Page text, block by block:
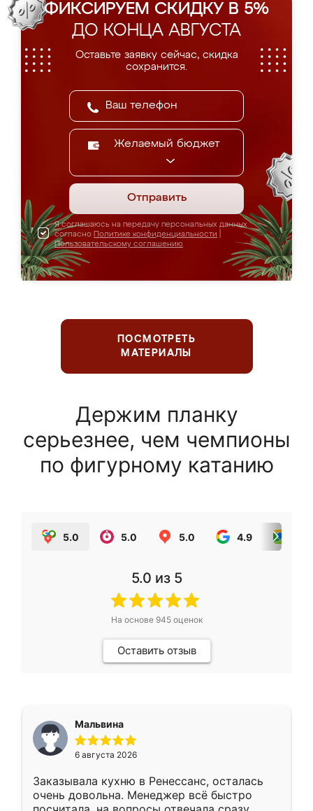
ФИКСИРУЕМ СКИДКУ В 5%
ДО КОНЦА АВГУСТА
Оставьте заявку сейчас, скидка
сохранится.
Желаемый бюджет
Отправить
Я соглашаюсь на передачу персональных данных
согласно Политике конфиденциальности
Пользовательскому соглашению
ПОСМОТРЕТЬ
МАТЕРИАЛЫ
Держим планку
серьезнее, чем чемпионы
по фигурному катанию
5.0 5.0 5.0 4.9
5.0 из 5
На основе 945оценок
Оставить отзыв
Мальвина
6 августа 2026
Заказывала кухню в Ренессанс, осталась
очень довольна. Менеджер всё быстро